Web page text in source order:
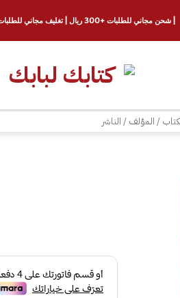
| شحن مجاني للطلبات +300 ريال | تغليف مجاني للطلبات +150 ريال |